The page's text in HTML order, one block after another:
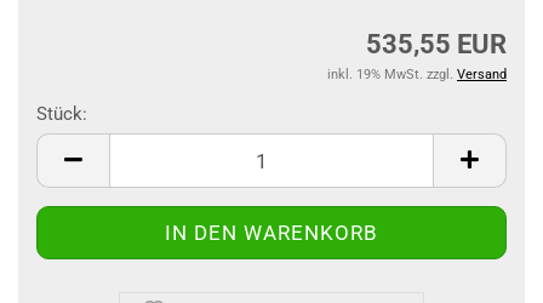
535,55 EUR
inkl. 19% MwSt. zzgl. Versand
Stück:
Stück